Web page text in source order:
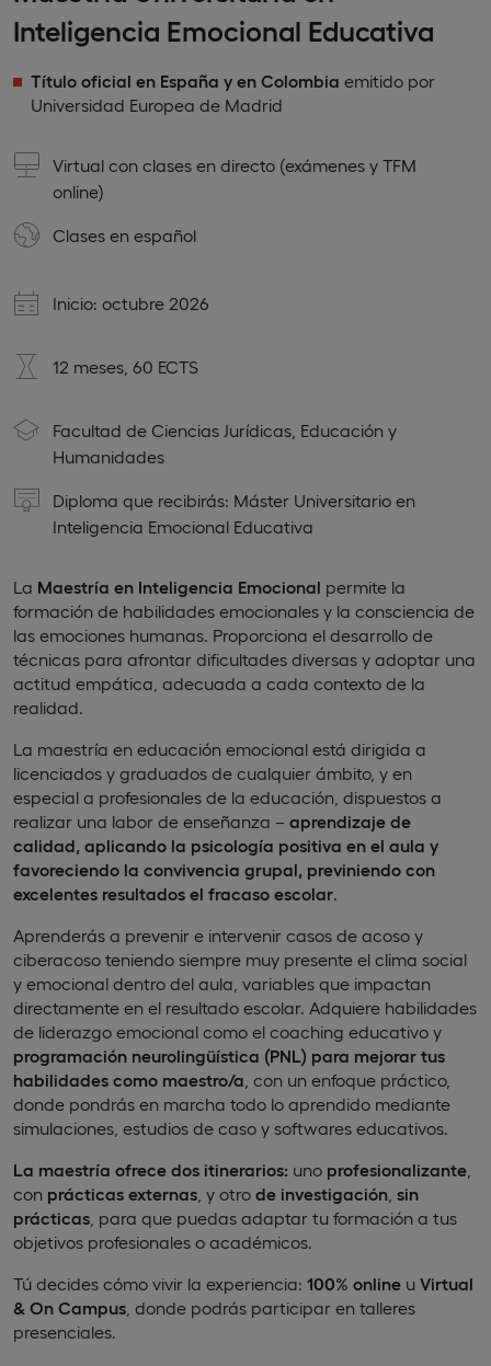
Inteligencia Emocional Educativa
Título oficial en España y en Colombia emitido por
Universidad Europea de Madrid
Virtual con clases en directo (exámenes y TFM
online)
Clases en español
Inicio: octubre 2026
12 meses, 60 ECTS
Facultad de Ciencias Jurídicas, Educación y
Humanidades
Diploma que recibirás: Máster Universitario en
Inteligencia Emocional Educativa
La Maestría en Inteligencia Emocional permite la
formación de habilidades emocionales y la consciencia de
las emociones humanas. Proporciona el desarrollo de
técnicas para afrontar dificultades diversas y adoptar una
actitud empática, adecuada a cada contexto de la
realidad.
La maestría en educación emocional está dirigida a
licenciados y graduados de cualquier ámbito, y en
especial a profesionales de la educación, dispuestos a
realizar una labor de enseñanza – aprendizaje de
calidad, aplicando la psicología positiva en el aula y
favoreciendo la convivencia grupal, previniendo con
excelentes resultados el fracaso escolar.
Aprenderás a prevenir e intervenir casos de acoso y
ciberacoso teniendo siempre muy presente el clima social
y emocional dentro del aula, variables que impactan
directamente en el resultado escolar. Adquiere habilidades
de liderazgo emocional como el coaching educativo y
programación neurolingüística (PNL) para mejorar tus
habilidades como maestro/a , con un enfoque práctico,
donde pondrás en marcha todo lo aprendido mediante
simulaciones, estudios de caso y softwares educativos.
La maestría ofrece dos itinerarios: uno profesionalizante
con prácticas externas , y otro de investigación sin
prácticas , para que puedas adaptar tu formación a tus
objetivos profesionales o académicos.
Tú decides cómo vivir la experiencia: 100% online u Virtual
& On Campus , donde podrás participar en talleres
presenciales.